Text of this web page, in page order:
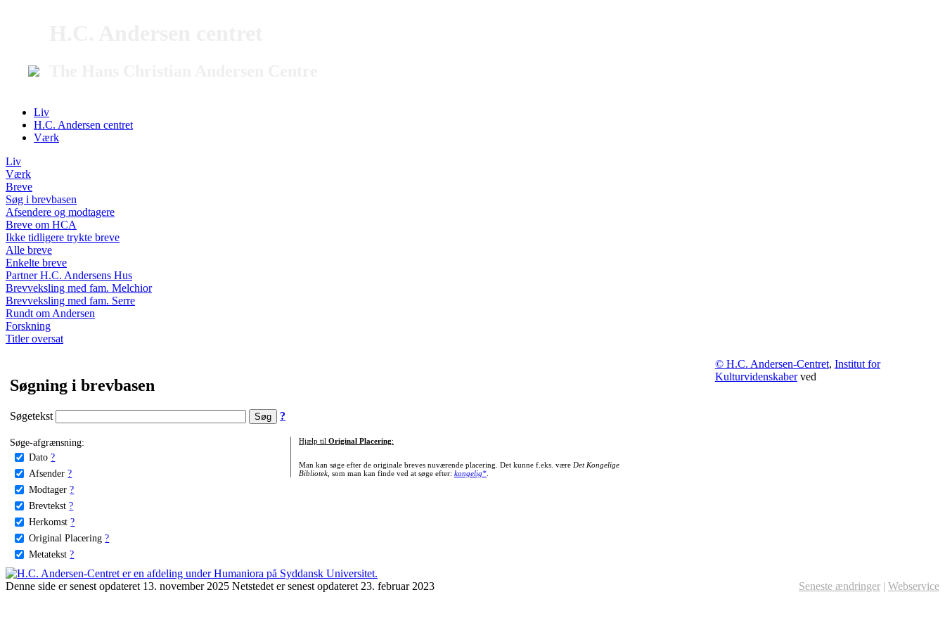
Liv
H.C. Andersen centret
Værk
Liv
Værk
Breve
Søg i brevbasen
Afsendere og modtagere
Breve om HCA
Ikke tidligere trykte breve
Alle breve
Enkelte breve
Partner H.C. Andersens Hus
Brevveksling med fam. Melchior
Brevveksling med fam. Serre
Rundt om Andersen
Forskning
Titler oversat
Søgning i brevbasen
Søgetekst ?
Søge-afgrænsning:
Dato ?
Afsender ?
Modtager ?
Brevtekst ?
Herkomst ?
Original Placering ?
Metatekst ?
Hjælp til Original Placering:
Man kan søge efter de originale breves nuværende placering. Det kunne f.eks. være Det Kongelige
Bibliotek, som man kan finde ved at søge efter: kongelig*.
© H.C. Andersen-Centret, Institut for
Kulturvidenskaberved
Denne side er senest opdateret 13. november 2025 Netstedet er senest opdateret 23. februar 2023 Seneste ændringer | Webservice